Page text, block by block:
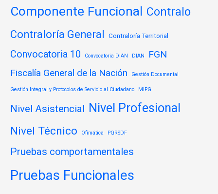
Componente Funcional Contralo
Contraloría General Contraloría Territorial
Convocatoria 10 Convocatoria DIAN DIAN
FGN
Fiscalía General de la Nación
Gestión Documental
Gestión Integral y Protocolos de Servicio al Ciudadano MIPG
Nivel Asistencial Nivel Profesional
Nivel Técnico Ofimática PQRSDF
Pruebas comportamentales
Pruebas Funcionales